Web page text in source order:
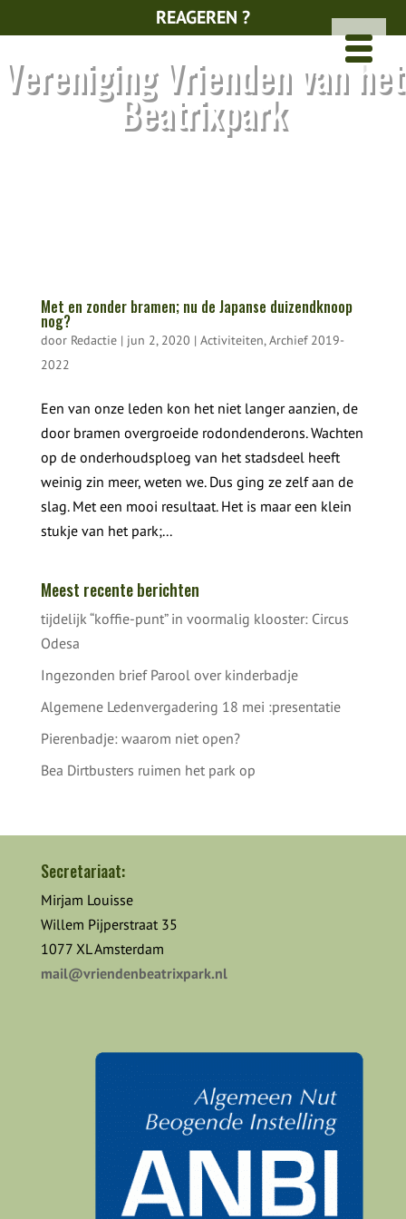
REAGEREN ?
Vereniging Vrienden van het
Beatrixpark
Met en zonder bramen; nu de Japanse duizendknoop
nog?
door Redactie| jun 2, 2020 | Activiteiten,Archief 2019-
2022
Een van onze leden kon het niet langer aanzien, de
door bramen overgroeide rodondenderons. Wachten
op de onderhoudsploeg van het stadsdeel heeft
weinig zin meer, weten we. Dus ging ze zelf aan de
slag. Met een mooi resultaat. Het is maar een klein
stukje van het park;...
Meest recente berichten
tijdelijk “koffie-punt” in voormalig klooster: Circus
Odesa
Ingezonden brief Parool over kinderbadje
Algemene Ledenvergadering 18 mei :presentatie
Pierenbadje: waarom niet open?
Bea Dirtbusters ruimen het park op
Secretariaat:
Mirjam Louisse
Willem Pijperstraat 35
1077 XL Amsterdam
mail@vriendenbeatrixpark.nl